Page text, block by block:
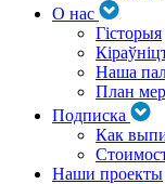
О нас
Гісторыя
Наша
План
Подписка
Как
Наши проекты